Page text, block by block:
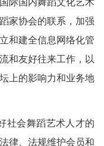
家协会的联系，加强
和建全信息网络化管
和友好往来工作，以
上的影响力和业务地
会舞蹈艺术人才的
律、法规维护会员和